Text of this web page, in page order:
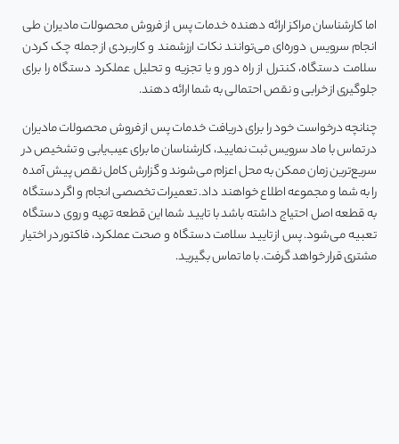
اما کارشناسان مراکز ارائه دهنده خدمات پس از فروش محصولات مادیران طی
انجام سرویس دوره‌ای می‌توانند نکات ارزشمند و کاربردی از جمله چک کردن
سلامت دستگاه، کنترل از راه دور و یا تجزیه و تحلیل عملکرد دستگاه را برای
جلوگیری از خرابی و نقص احتمالی به شما ارائه دهند.
چنانچه درخواست خود را برای دریافت خدمات پس از فروش محصولات مادیران
در تماس با ماد سرویس ثبت نمایید، کارشناسان ما برای عیب‌یابی و تشخیص در
سریع‌ترین زمان ممکن به محل اعزام می‌شوند و گزارش کامل نقص پیش آمده
را به شما و مجموعه اطلاع خواهند داد. تعمیرات تخصصی انجام و اگر دستگاه
به قطعه اصل احتیاج داشته باشد با تایید شما این قطعه تهیه و روی دستگاه
تعبیه می‌شود. پس از تایید سلامت دستگاه و صحت عملکرد، فاکتور در اختیار
مشتری قرار خواهد گرفت. با ما تماس بگیرید.